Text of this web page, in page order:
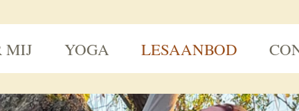
MIJ YOGA LESAANBOD